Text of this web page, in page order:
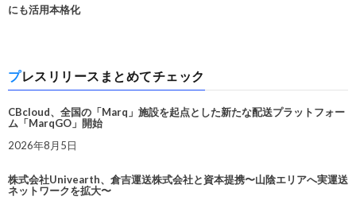
にも活用本格化
プレスリリースまとめてチェック
CBcloud、全国の「Marq」施設を起点とした新たな配送プラットフォー
ム「MarqGO」開始
2026年8月5日
株式会社Univearth、倉吉運送株式会社と資本提携〜山陰エリアへ実運送
ネットワークを拡大〜